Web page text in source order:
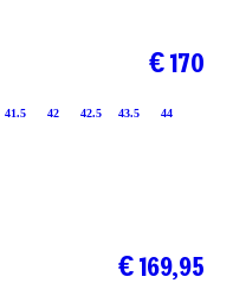
41.5 42 42.5 43.5 44
€ 170
€ 169,95